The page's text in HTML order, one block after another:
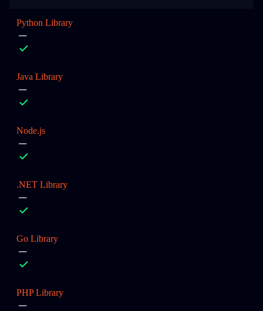
Python Library
Java Library
Node.js
.NET Library
Go Library
PHP Library